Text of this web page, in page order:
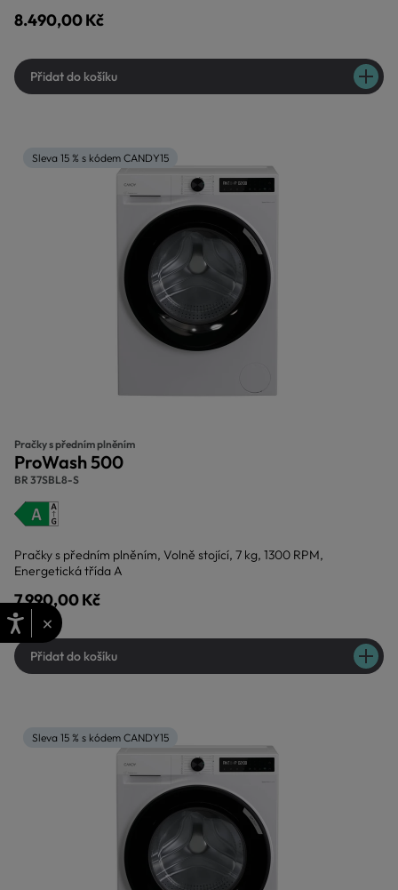
8.490,00 Kč
Přidat do košíku
Sleva 15 % s kódem CANDY15
Pračky s předním plněním
ProWash 500
BR 37SBL8-S
Pračky s předním plněním, Volně stojící, 7 kg, 1300 RPM,
Energetická třída A
7.990,00 Kč
Přidat do košíku
Sleva 15 % s kódem CANDY15
×